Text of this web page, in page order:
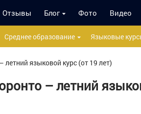
Отзывы Блог Фото Видео
Среднее образование Языковые
летний языковой курс (от 19 лет)
– летний